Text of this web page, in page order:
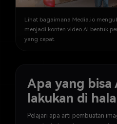
Lihat bagaimana Media.io
menjadi konten video AI bentuk
yang cepat.
Apa yang bisa
lakukan di
Pelajari apa arti pembuatan